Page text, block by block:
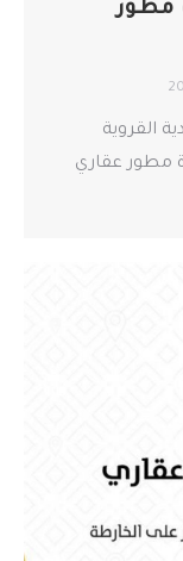
مطور
القروية
مطور عقاري